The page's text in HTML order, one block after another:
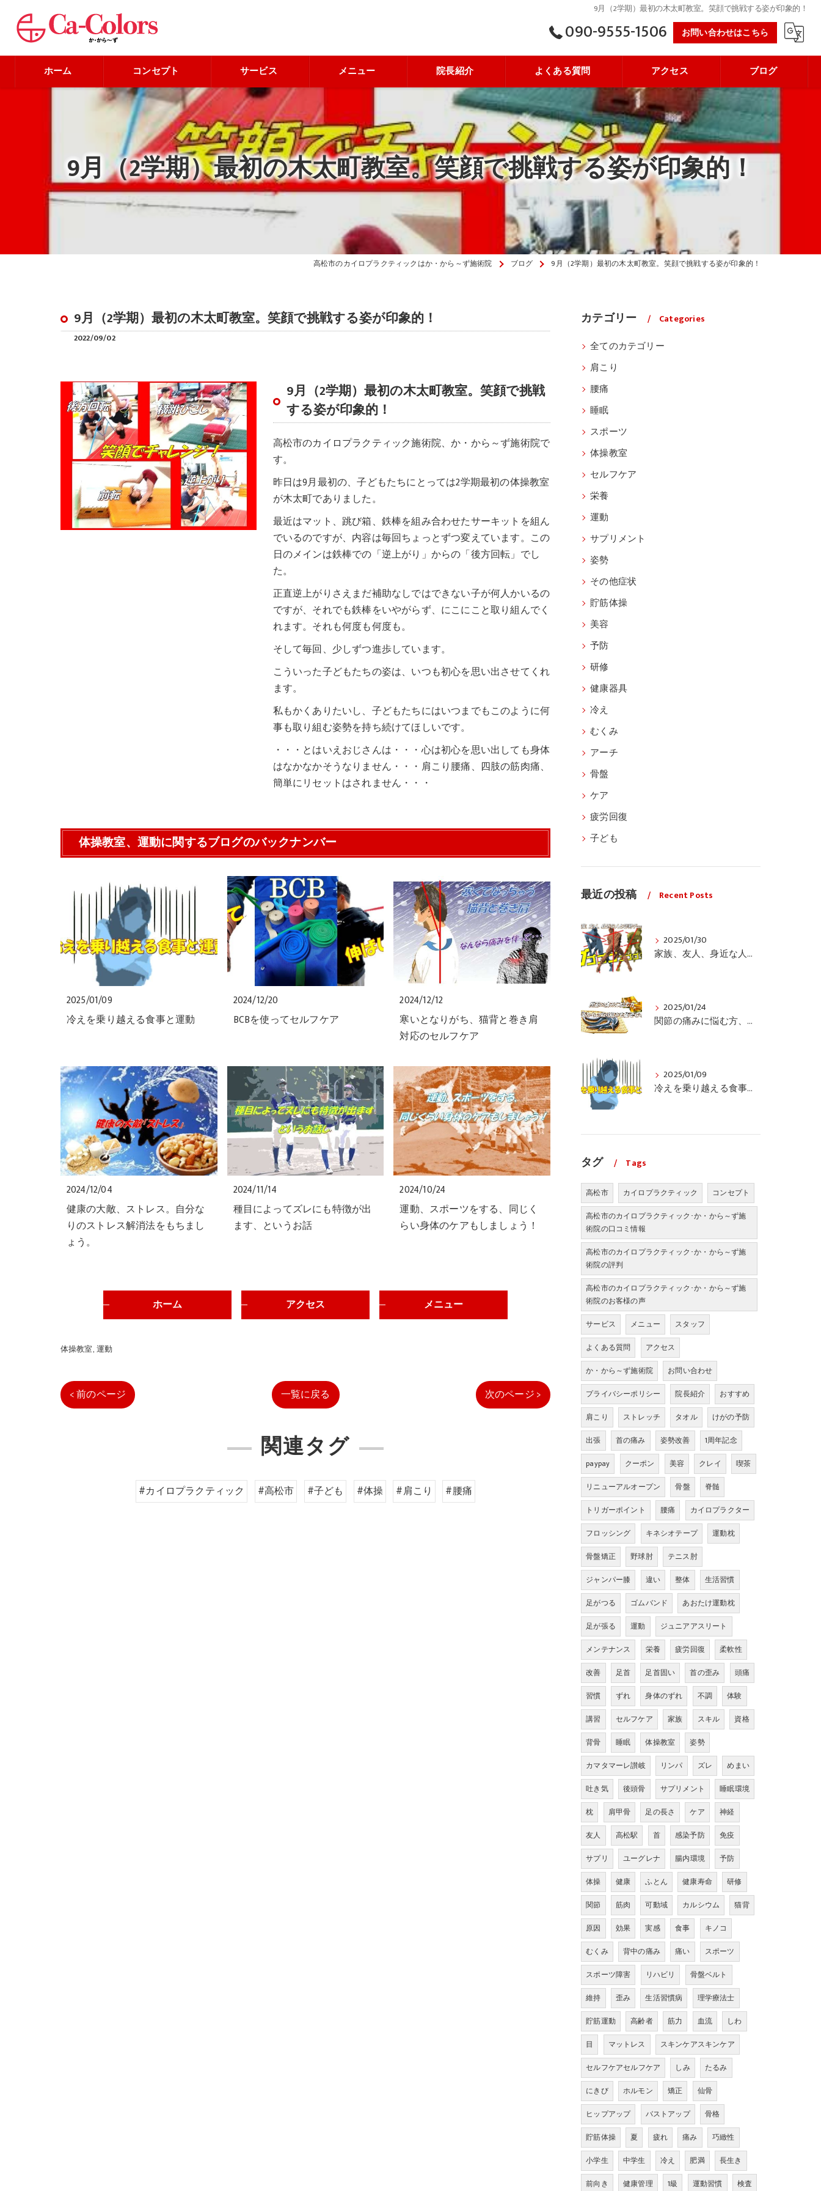
9月（2学期）最初の木太町教室。笑顔で挑戦する姿が印象的！
090-9555-1506 お問い合わせはこちら
ホーム コンセプト サービス メニュー 院長紹介 よくある質問 アクセス ブログ
9月（2学期）最初の木太町教室。笑顔で挑戦する姿が印象的！
高松市のカイロプラクティックはか・から～ず施術院 ブログ 9月（2学期）最初の木太町教室。笑顔で挑戦する姿が印象的！
9月（2学期）最初の木太町教室。笑顔で挑戦する姿が印象的！
2022/09/02
9月（2学期）最初の木太町教室。笑顔で挑戦
する姿が印象的！
高松市のカイロプラクティック施術院、か・から～ず施術院で
す。
昨日は9月最初の、子どもたちにとっては2学期最初の体操教室
が木太町でありました。
最近はマット、跳び箱、鉄棒を組み合わせたサーキットを組ん
でいるのですが、内容は毎回ちょっとずつ変えています。この
日のメインは鉄棒での「逆上がり」からの「後方回転」でし
た。
正直逆上がりさえまだ補助なしではできない子が何人かいるの
ですが、それでも鉄棒をいやがらず、にこにこと取り組んでく
れます。それも何度も何度も。
そして毎回、少しずつ進歩しています。
こういった子どもたちの姿は、いつも初心を思い出させてくれ
ます。
私もかくありたいし、子どもたちにはいつまでもこのように何
事も取り組む姿勢を持ち続けてほしいです。
・・・とはいえおじさんは・・・心は初心を思い出しても身体
はなかなかそうなりません・・・肩こり腰痛、四肢の筋肉痛、
簡単にリセットはされません・・・
体操教室、運動に関するブログのバックナンバー
2025/01/09
冷えを乗り越える食事と運動
2024/12/20
BCBを使ってセルフケア
2024/12/12
寒いとなりがち、猫背と巻き肩
対応のセルフケア
2024/12/04
健康の大敵、ストレス。自分な
りのストレス解消法をもちまし
ょう。
2024/11/14
種目によってズレにも特徴が出
ます、というお話
2024/10/24
運動、スポーツをする、同じく
らい身体のケアもしましょう！
ホーム アクセス メニュー
体操教室 運動
< 前のページ 一覧に戻る 次のページ >
関連タグ
#カイロプラクティック #高松市 #子ども #体操 #肩こり #腰痛
カテゴリー Categories
全てのカテゴリー
肩こり
腰痛
睡眠
スポーツ
体操教室
セルフケア
栄養
運動
サプリメント
姿勢
その他症状
貯筋体操
美容
予防
研修
健康器具
冷え
むくみ
アーチ
骨盤
ケア
疲労回復
子ども
最近の投稿 Recent Posts
2025/01/30
家族、友人、身近な人の姿勢をちょっと見てみませんか？
2025/01/24
関節の痛みに悩む方、栄養面からの取り組みも重要ですよ！
2025/01/09
冷えを乗り越える食事と運動
タグ Tags
高松市 カイロプラクティック
コンセプト
高松市のカイロプラクティック･か・から～ず施
術院の口コミ情報
高松市のカイロプラクティック･か・から～ず施
術院の評判
高松市のカイロプラクティック･か・から～ず施
術院のお客様の声
サービス
メニュー
スタッフ
よくある質問
アクセス
か・から～ず施術院
お問い合わせ
プライバシーポリシー
院長紹介
おすすめ
肩こり
ストレッチ タオル
けがの予防
出張
首の痛み 姿勢改善
1周年記念
paypay
クーポン 美容 クレイ
喫茶
リニューアルオープン
骨盤
脊髄
トリガーポイント
腰痛
カイロプラクター
フロッシング
キネシオテープ
運動枕
骨盤矯正
野球肘
テニス肘
ジャンパー膝
違い 整体
生活習慣
足がつる
ゴムバンド
あおたけ運動枕
足が張る
運動
ジュニアアスリート
メンテナンス
栄養 疲労回復
柔軟性
改善
足首 足首固い 首の歪み
頭痛
習慣
ずれ 身体のずれ 不調
体験
講習
セルフケア 家族 スキル
資格
背骨
睡眠 体操教室
姿勢
カマタマーレ讃岐
リンパ ズレ
めまい
吐き気
後頭骨 サプリメント
睡眠環境
枕
肩甲骨 足の長さ ケア
神経
友人
高松駅 首 感染予防
免疫
サプリ
ユーグレナ 腸内環境
予防
体操
健康 ふとん 健康寿命
研修
関節
筋肉 可動域 カルシウム
猫背
原因
効果 実感 食事
キノコ
むくみ
背中の痛み 痛い
スポーツ
スポーツ障害
リハビリ
骨盤ベルト
維持
歪み 生活習慣病
理学療法士
貯筋運動
高齢者 筋力 血流
しわ
目
マットレス
スキンケアスキンケア
セルフケアセルフケア
しみ
たるみ
にきび
ホルモン 矯正
仙骨
ヒップアップ
バストアップ
骨格
貯筋体操
夏 疲れ 痛み
巧緻性
小学生
中学生 冷え 肥満
長生き
前向き
健康管理 1級 運動習慣 検査